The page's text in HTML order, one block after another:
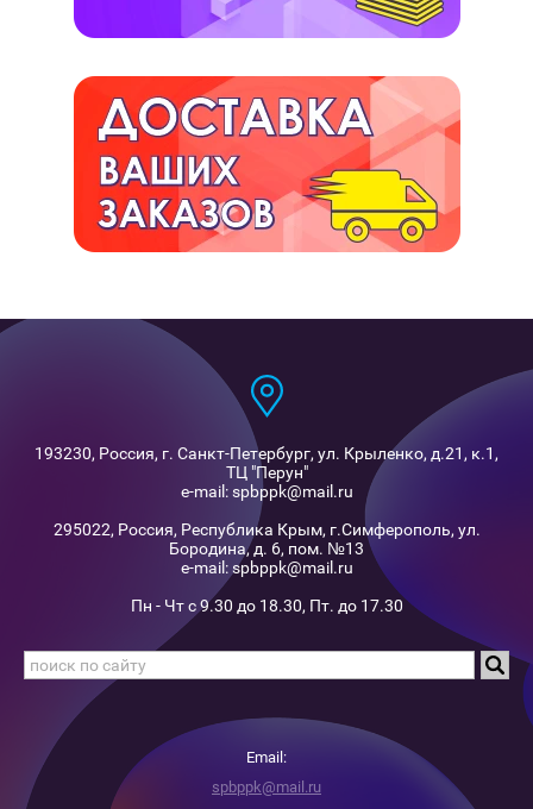
193230, Россия, г. Санкт-Петербург, ул. Крыленко, д.21, к.1,
ТЦ "Перун"
e-mail: spbppk@mail.ru
295022, Россия, Республика Крым, г.Симферополь, ул.
Бородина, д. 6, пом. №13
e-mail: spbppk@mail.ru
Пн - Чт с 9.30 до 18.30, Пт. до 17.30
Email:
spbppk@mail.ru